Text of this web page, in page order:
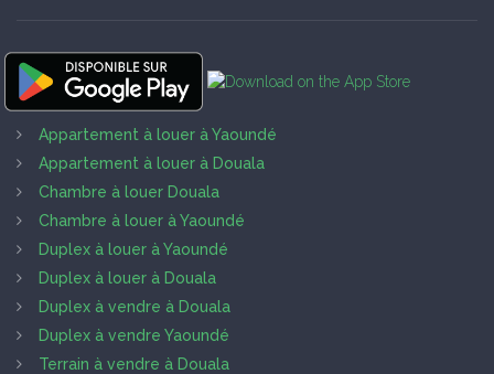
Appartement à louer à Yaoundé
Appartement à louer à Douala
Chambre à louer Douala
Chambre à louer à Yaoundé
Duplex à louer à Yaoundé
Duplex à louer à Douala
Duplex à vendre à Douala
Duplex à vendre Yaoundé
Terrain à vendre à Douala